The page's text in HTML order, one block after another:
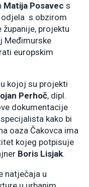
Matija Posavec s
odjela s obzirom
projektu
Međimurske
europskim
kojoj su projekti
Perhoč, dipl.
dokumentacije
kako bi
oaza Čakovca ima
kojeg potpisuje
Boris Lisjak.
natječaja u